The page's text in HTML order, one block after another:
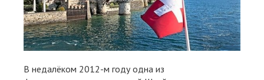
В недалёком 2012-м году одна из